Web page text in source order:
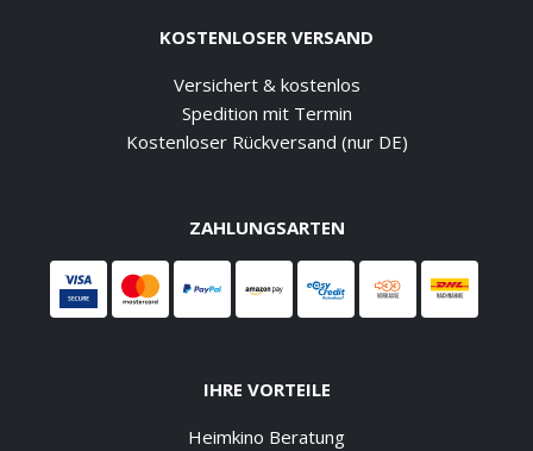
KOSTENLOSER VERSAND
Versichert & kostenlos
Spedition mit Termin
Kostenloser Rückversand (nur DE)
ZAHLUNGSARTEN
IHRE VORTEILE
Heimkino Beratung